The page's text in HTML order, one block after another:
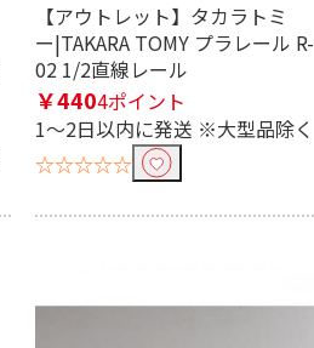
【アウトレット】タカラトミ
ー|TAKARA TOMY プラレール R-
02 1/2直線レール
￥4404ポイント
1～2日以内に発送 ※大型品除く
☆☆☆☆☆